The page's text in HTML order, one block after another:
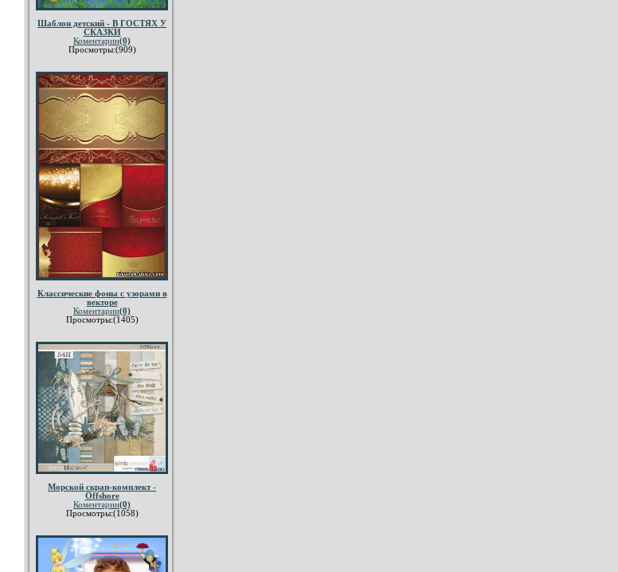
Шаблон детский - В ГОСТЯХ У
СКАЗКИ
Коментарии(0)
Просмотры:(909)
Классические фоны с узорами в
векторе
Коментарии(0)
Просмотры:(1405)
Морской скрап-комплект -
Offshore
Коментарии(0)
Просмотры:(1058)